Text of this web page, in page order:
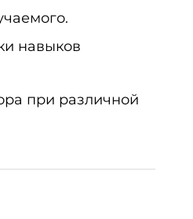
навыков
при различной